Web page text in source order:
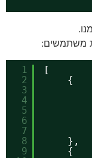
1
2
3
4
5
6
7
8
9
[
{
},
{